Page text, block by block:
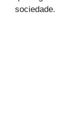
sociedade.